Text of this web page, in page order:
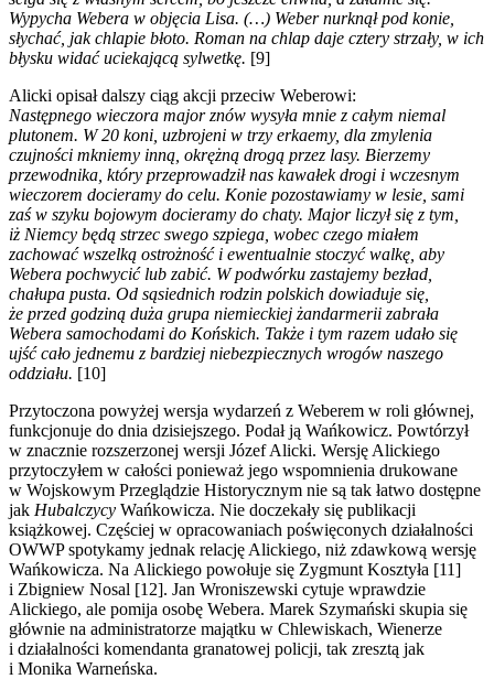
Wypycha Webera w objęcia Lisa. (…) Weber nurknął pod konie,
słychać, jak chlapie błoto. Roman na chlap daje cztery strzały, w ich
błysku widać uciekającą sylwetkę. [9]
Alicki opisał dalszy ciąg akcji przeciw Weberowi:
Następnego wieczora major znów wysyła mnie z całym niemal
plutonem. W 20 koni, uzbrojeni w trzy erkaemy, dla zmylenia
czujności mkniemy inną, okrężną drogą przez lasy. Bierzemy
przewodnika, który przeprowadził nas kawałek drogi i wczesnym
wieczorem docieramy do celu. Konie pozostawiamy w lesie, sami
zaś w szyku bojowym docieramy do chaty. Major liczył się z tym,
iż Niemcy będą strzec swego szpiega, wobec czego miałem
zachować wszelką ostrożność i ewentualnie stoczyć walkę, aby
Webera pochwycić lub zabić. W podwórku zastajemy bezład,
chałupa pusta. Od sąsiednich rodzin polskich dowiaduje się,
że przed godziną duża grupa niemieckiej żandarmerii zabrała
Webera samochodami do Końskich. Także i tym razem udało się
ujść cało jednemu z bardziej niebezpiecznych wrogów naszego
oddziału. [10]
Przytoczona powyżej wersja wydarzeń z Weberem w roli głównej,
funkcjonuje do dnia dzisiejszego. Podał ją Wańkowicz. Powtórzył
w znacznie rozszerzonej wersji Józef Alicki. Wersję Alickiego
przytoczyłem w całości ponieważ jego wspomnienia drukowane
w Wojskowym Przeglądzie Historycznym nie są tak łatwo dostępne
jak Hubalczycy Wańkowicza. Nie doczekały się publikacji
książkowej. Częściej w opracowaniach poświęconych działalności
OWWP spotykamy jednak relację Alickiego, niż zdawkową wersję
Wańkowicza. Na Alickiego powołuje się Zygmunt Kosztyła [11]
i Zbigniew Nosal [12]. Jan Wroniszewski cytuje wprawdzie
Alickiego, ale pomija osobę Webera. Marek Szymański skupia się
głównie na administratorze majątku w Chlewiskach, Wienerze
i działalności komendanta granatowej policji, tak zresztą jak
i Monika Warneńska.